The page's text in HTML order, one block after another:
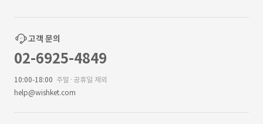
고객 문의
02-6925-4849
10:00-18:00 주말·공휴일 제외
help@wishket.com